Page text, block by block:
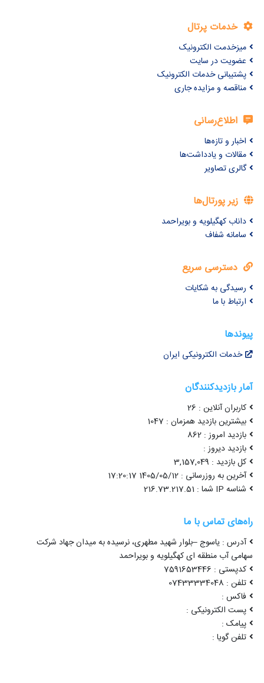
خدمات پرتال
میزخدمت الکترونیک
عضویت در سایت
پشتیبانی خدمات الکترونیک
مناقصه و مزایده جاری
اطلاع‌رسانی
اخبار و تازه‌ها
مقالات و یادداشت‌ها
گالری تصاویر
زیر پورتال‌ها
داناب کهگیلویه و بویراحمد
سامانه شفاف
دسترسی سریع
رسیدگی به شکایات
ارتباط با ما
پیوندها
خدمات الکترونیکی ایران
آمار بازدیدکنندگان
کاربران آنلاین : 26
بیشترین بازدید همزمان : 1047
بازدید امروز : 862
بازدید دیروز :
کل بازدید : 3,157,049
آخرین به روزرسانی : 1405/05/12 17:20:17
شناسه IP شما : 216.73.217.51
راه‌های تماس با ما
آدرس : یاسوج –بلوار شهید مطهری، نرسیده به میدان جهاد شرکت
سهامی آب منطقه ای کهگیلویه و بویراحمد
کدپستی : 7591653446
تلفن : 07433334048
فاکس :
پست الکترونیکی :
پیامک :
تلفن گویا :